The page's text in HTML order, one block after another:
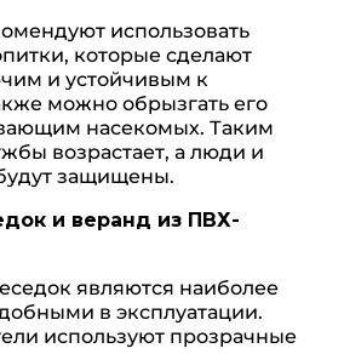
использовать
которые сделают
и устойчивым к
можно обрызгать его
насекомых. Таким
возрастает, а люди и
защищены.
и веранд из ПВХ-
являются наиболее
в эксплуатации.
используют прозрачные